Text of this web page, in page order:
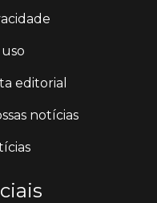
editorial
notícias